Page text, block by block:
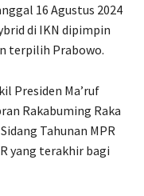
16 Agustus 2024
di IKN dipimpin
terpilih Prabowo.
Presiden Ma’ruf
Rakabuming Raka
Tahunan MPR
yang terakhir bagi